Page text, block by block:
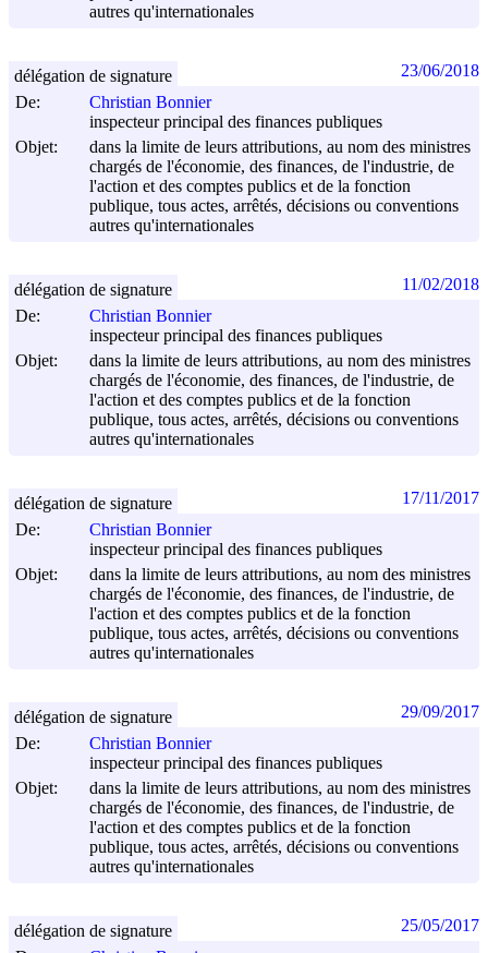
autres qu'internationales
De:
Christian Bonnier
inspecteur principal des finances publiques
Objet:
dans la limite de leurs attributions, au nom des ministres
chargés de l'économie, des finances, de l'industrie, de
l'action et des comptes publics et de la fonction
publique, tous actes, arrêtés, décisions ou conventions
autres qu'internationales
délégation de signature 23/06/2018
De:
Christian Bonnier
inspecteur principal des finances publiques
Objet:
dans la limite de leurs attributions, au nom des ministres
chargés de l'économie, des finances, de l'industrie, de
l'action et des comptes publics et de la fonction
publique, tous actes, arrêtés, décisions ou conventions
autres qu'internationales
délégation de signature 11/02/2018
De:
Christian Bonnier
inspecteur principal des finances publiques
Objet:
dans la limite de leurs attributions, au nom des ministres
chargés de l'économie, des finances, de l'industrie, de
l'action et des comptes publics et de la fonction
publique, tous actes, arrêtés, décisions ou conventions
autres qu'internationales
délégation de signature 17/11/2017
De:
Christian Bonnier
inspecteur principal des finances publiques
Objet:
dans la limite de leurs attributions, au nom des ministres
chargés de l'économie, des finances, de l'industrie, de
l'action et des comptes publics et de la fonction
publique, tous actes, arrêtés, décisions ou conventions
autres qu'internationales
délégation de signature 29/09/2017
délégation de signature 25/05/2017